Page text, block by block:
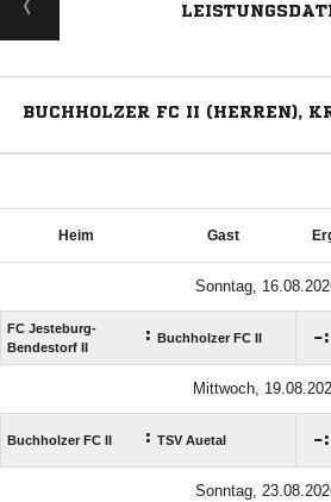
BUCHHOLZER FC II (HERREN),
Heim Gast
Sonntag,
FC Jesteburg-
Bendestorf II
: Buchholzer FC II :
Mittwoch,
Buchholzer FC II : TSV Auetal :
Sonntag,